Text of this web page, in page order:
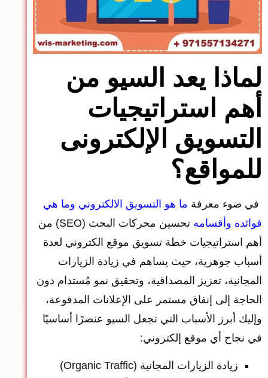
لماذا يعد السيو من
أهم استراتيجيات
التسويق الإلكترونى
للمواقع؟
في ضوء معرفة ما هو التسويق الالكتروني وما هي
فوائده وأقسامه
تحسين محركات البحث (SEO) من
أهم استراتيجيات خطة تسويق موقع الكتروني لعدة
أسباب جوهرية، حيث يساهم في زيادة الزيارات
المجانية، تعزيز المصداقية، وتحقيق نمو مُستدام دون
الحاجة إلى إنفاق مستمر على الإعلانات المدفوعة،
وإليك أبرز الأسباب التي تجعل السيو عنصرًا أساسيًا
في نجاح أي موقع إلكتروني:
زيادة الزيارات المجانية (Organic Traffic)